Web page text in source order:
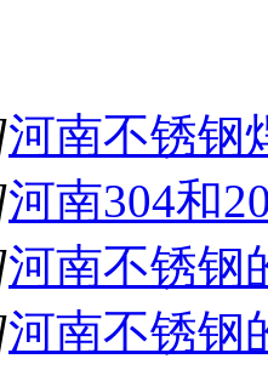
河南不锈钢
河南304和
河南不锈钢
河南不锈钢